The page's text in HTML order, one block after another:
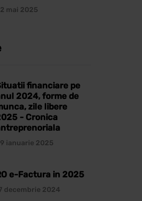
mai 2025
financiare pe
2024, forme de
zile libere
- Cronica
ianuarie 2025
e-Factura in 2025
decembrie 2024